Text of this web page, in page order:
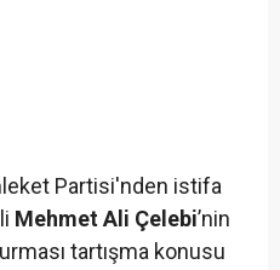
Partisi'nden istifa
Mehmet Ali Çelebi’nin
tartışma konusu